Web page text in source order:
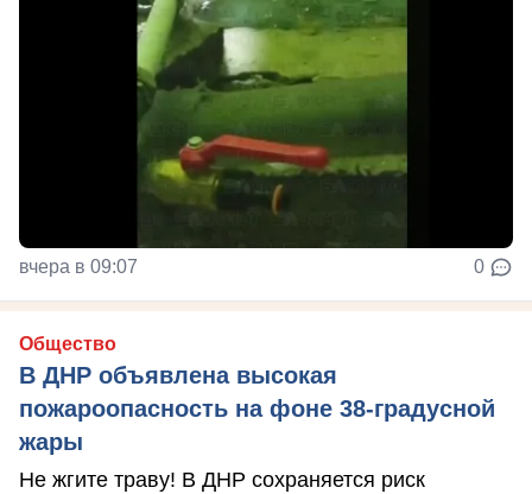
вчера в 09:07 0
Общество
В ДНР объявлена высокая
пожароопасность на фоне 38-градусной
жары
Не жгите траву! В ДНР сохраняется риск